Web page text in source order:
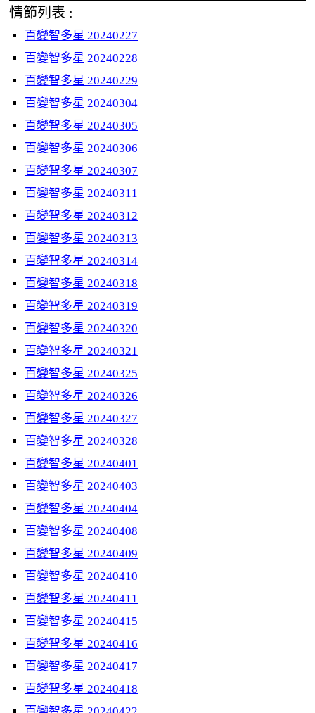
情節列表 :
百變智多星 20240227
百變智多星 20240228
百變智多星 20240229
百變智多星 20240304
百變智多星 20240305
百變智多星 20240306
百變智多星 20240307
百變智多星 20240311
百變智多星 20240312
百變智多星 20240313
百變智多星 20240314
百變智多星 20240318
百變智多星 20240319
百變智多星 20240320
百變智多星 20240321
百變智多星 20240325
百變智多星 20240326
百變智多星 20240327
百變智多星 20240328
百變智多星 20240401
百變智多星 20240403
百變智多星 20240404
百變智多星 20240408
百變智多星 20240409
百變智多星 20240410
百變智多星 20240411
百變智多星 20240415
百變智多星 20240416
百變智多星 20240417
百變智多星 20240418